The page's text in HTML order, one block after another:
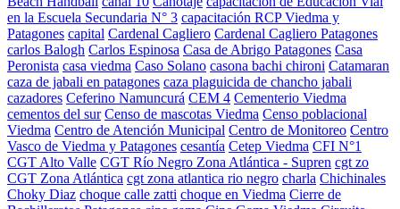
en la Escuela Secundaria N° 3 capacitación RCP Viedma y
Patagones capital Cardenal Cagliero Cardenal Cagliero Patagones
carlos Balogh Carlos Espinosa Casa de Abrigo Patagones Casa
Peronista casa viedma Caso Solano casona bachi chironi Catamaran
caza de jabali en patagones caza plaguicida de chancho jabali
cazadores Ceferino Namuncurá CEM 4 Cementerio Viedma
cementos del sur Censo de mascotas Viedma Censo poblacional
Viedma Centro de Atención Municipal Centro de Monitoreo Centro
Vasco de Viedma y Patagones cesantía Cetep Viedma CFI N°1
CGT Alto Valle CGT Río Negro Zona Atlántica - Supren cgt zo
CGT Zona Atlántica cgt zona atlantica rio negro charla Chichinales
Choky Diaz choque calle zatti choque en Viedma Cierre de